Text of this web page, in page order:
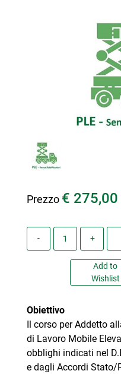
Prezzo € 275,00
Add to
Wishlist
Obiettivo
Il corso per Addetto
di Lavoro Mobile
obblighi indicati nel
e dagli Accordi Stato/